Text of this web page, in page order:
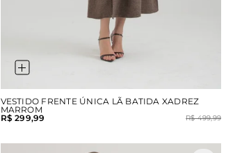
VESTIDO FRENTE ÚNICA LÃ BATIDA XADREZ
MARROM
R$ 299,99
R$ 499,99